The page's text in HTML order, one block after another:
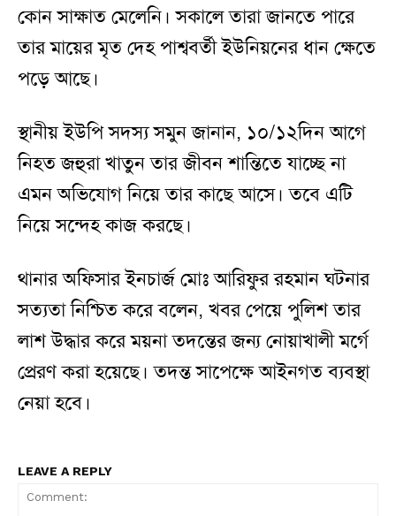
কোন সাক্ষাত মেলেনি। সকালে তারা জানতে পারে
তার মায়ের মৃত দেহ পাশ্ববর্তী ইউনিয়নের ধান ক্ষেতে
পড়ে আছে।
স্থানীয় ইউপি সদস্য সমুন জানান, ১০/১২দিন আগে
নিহত জহুরা খাতুন তার জীবন শান্তিতে যাচ্ছে না
এমন অভিযোগ নিয়ে তার কাছে আসে। তবে এটি
নিয়ে সন্দেহ কাজ করছে।
থানার অফিসার ইনচার্জ মোঃ আরিফুর রহমান ঘটনার
সত্যতা নিশ্চিত করে বলেন, খবর পেয়ে পুলিশ তার
লাশ উদ্ধার করে ময়না তদন্তের জন্য নোয়াখালী মর্গে
প্রেরণ করা হয়েছে। তদন্ত সাপেক্ষে আইনগত ব্যবস্থা
নেয়া হবে।
LEAVE A REPLY